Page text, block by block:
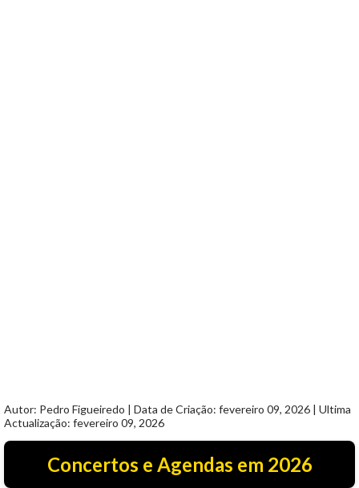
Autor: Pedro Figueiredo | Data de Criação: fevereiro 09, 2026 | Ultima
Actualização: fevereiro 09, 2026
Concertos e Agendas em 2026